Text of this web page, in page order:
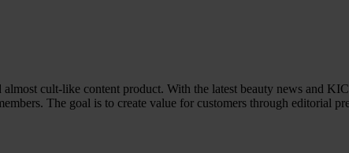
cult-like content product. With the latest beauty news and
The goal is to create value for customers through editorial